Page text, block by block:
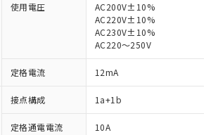
使用電圧
AC200V±10%
AC220V±10%
AC230V±10%
AC220～250V
定格電流 12mA
接点構成 1a+1b
定格通電電流 10A
況
み：EU RoHS指令（10物質）の